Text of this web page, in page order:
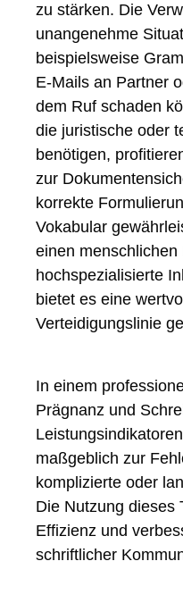
zu stärken. Die
unangenehme
beispielsweise
E-Mails an Partner
dem Ruf schaden
die juristische oder
benötigen,
zur
korrekte
Vokabular
einen menschlichen
hochspezialisierte
bietet es eine
Verteidigungslinie
In einem
Prägnanz und
maßgeblich zur
komplizierte oder
Die Nutzung dieses
Effizienz und
schriftlicher